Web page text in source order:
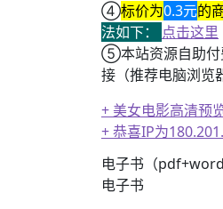
④标价为0.3元的
法如下： 点击这里
⑤本站资源自助付
接（推荐电脑浏览
+ 美女电影高清预览
+ 恭喜IP为
+ 13位up主齐聚B
电子书（
电子书